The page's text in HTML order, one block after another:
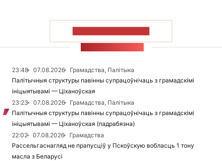
23:48 07.08.2026
Грамадства, Палітыка
Палітычныя структуры павінны супрацоўнічаць з грамадскімі
ініцыятывамі — Ціханоўская
23:23
07.08.2026
Грамадства, Палітыка
Палітычныя структуры павінны супрацоўнічаць з грамадскімі
ініцыятывамі — Ціханоўская (падрабязна)
22:02
07.08.2026
Грамадства
Рассельгаснагляд не прапусціў у Пскоўскую вобласць 1 тону
масла з Беларусі